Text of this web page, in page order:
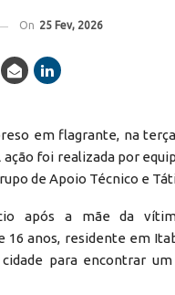
On 25 Fev, 2026
em flagrante, na
foi realizada por
de Apoio Técnico e
após a mãe da
16 anos, residente em
para encontrar